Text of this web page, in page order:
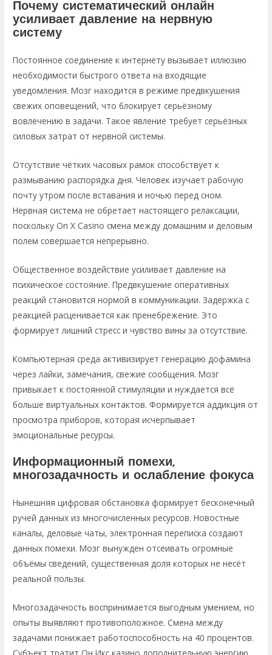
Почему систематический онлайн
усиливает давление на нервную
систему
Постоянное соединение к интернету вызывает иллюзию
необходимости быстрого ответа на входящие
уведомления. Мозг находится в режиме предвкушения
свежих оповещений, что блокирует серьёзному
вовлечению в задачи. Такое явление требует серьёзных
силовых затрат от нервной системы.
Отсутствие чётких часовых рамок способствует к
размыванию распорядка дня. Человек изучает рабочую
почту утром после вставания и ночью перед сном.
Нервная система не обретает настоящего релаксации,
поскольку On X Casino смена между домашним и деловым
полем совершается непрерывно.
Общественное воздействие усиливает давление на
психическое состояние. Предвкушение оперативных
реакций становится нормой в коммуникации. Задержка с
реакцией расценивается как пренебрежение. Это
формирует лишний стресс и чувство вины за отсутствие.
Компьютерная среда активизирует генерацию дофамина
через лайки, замечания, свежие сообщения. Мозг
привыкает к постоянной стимуляции и нуждается всё
больше виртуальных контактов. Формируется аддикция от
просмотра приборов, которая исчерпывает
эмоциональные ресурсы.
Информационный помехи,
многозадачность и ослабление фокуса
Нынешняя цифровая обстановка формирует бесконечный
ручей данных из многочисленных ресурсов. Новостные
каналы, деловые чаты, электронная переписка создают
данных помехи. Мозг вынужден отсеивать огромные
объёмы сведений, существенная доля которых не несёт
реальной пользы.
Многозадачность воспринимается выгодным умением, но
опыты выявляют противоположное. Смена между
задачами понижает работоспособность на 40 процентов.